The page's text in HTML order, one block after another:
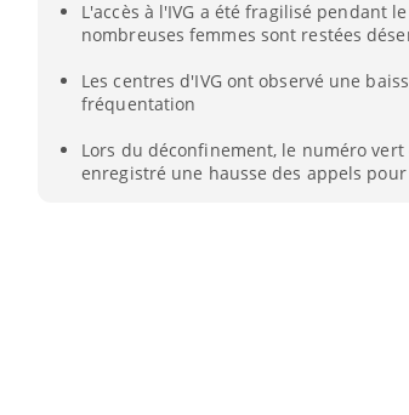
L'accès à l'IVG a été fragilisé pendant
nombreuses femmes sont restées
Les centres d'IVG ont observé une
fréquentation
Lors du déconfinement, le numéro
enregistré une hausse des appels
VIH : la fin du comprimé
elle enfin ?
Pourquoi votre ventre
gâche-t-il les premiers